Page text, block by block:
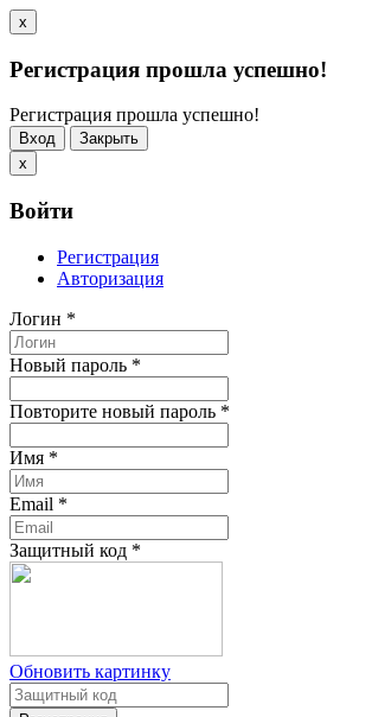
x
Регистрация прошла успешно!
Регистрация прошла успешно!
Вход
Закрыть
x
Войти
Регистрация
Авторизация
Логин *
Новый пароль *
Повторите новый пароль *
Имя *
Email *
Защитный код *
Обновить картинку